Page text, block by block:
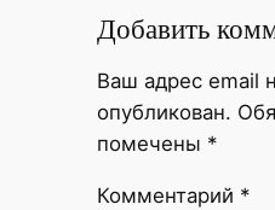
Добавить
Ваш адрес email
опубликован.
помечены *
Комментарий *